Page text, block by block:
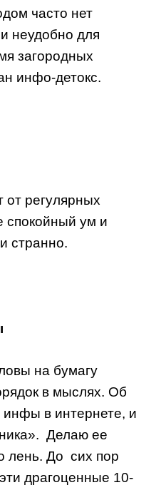
часто нет
неудобно для
загородных
инфо-детокс.
от регулярных
спокойный ум и
странно.
на бумагу
в мыслях. Об
инфы в интернете, и
Делаю ее
лень. До сих пор
драгоценные 10-